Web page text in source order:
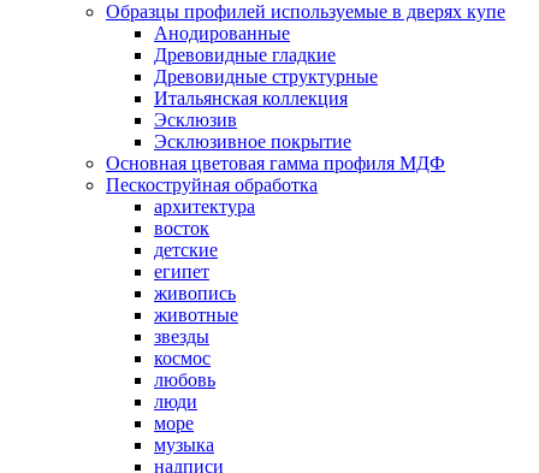
Образцы профилей используемые в дверях купе
Анодированные
Древовидные гладкие
Древовидные структурные
Итальянская коллекция
Эсклюзив
Эсклюзивное покрытие
Основная цветовая гамма профиля МДФ
Пескоструйная обработка
архитектура
восток
детские
египет
живопись
животные
звезды
космос
любовь
люди
море
музыка
надписи